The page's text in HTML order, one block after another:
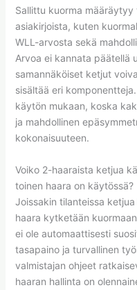
Sallittu kuorma
asiakirjoista, kuten
WLL-arvosta sekä
Arvoa ei kannata päätellä
samannäköiset ketjut
sisältää eri
käytön mukaan, koska
ja mahdollinen
kokonaisuuteen.
Voiko 2-haaraista ketjua
toinen haara on käytössä?
Joissakin tilanteissa
haara kytketään
ei ole automaattisesti
tasapaino ja turvallinen
valmistajan ohjeet
haaran hallinta on